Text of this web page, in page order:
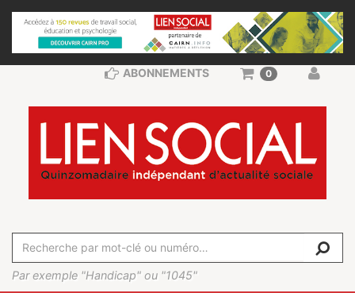
Par exemple "Handicap" ou "1045"
ABONNEMENTS 0